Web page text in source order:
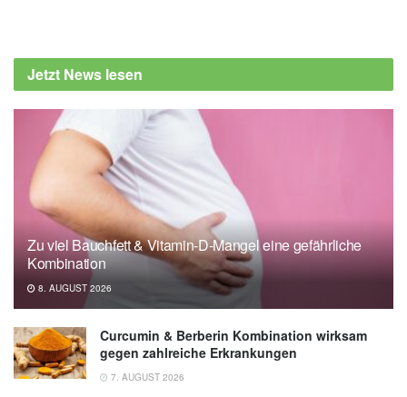
Ernäh­rung, (Abruf: 23.02.2020),Techniker
Krankenkasse (TK)
Deutsche Herzstiftung: Herzgesunde
Mittelmeerküche: neues Kochbuch der
Herzstiftung, (Abruf: 23.02.2020),
Herzstiftung
Deutsche Herzstiftung: Länger leben durch
Rezepte aus der Mittelmeerküche: Traum
oder Realität?, (Abruf: 23.02.2020),Deutsche
Herzstiftung
Jetzt News lesen
Zu viel Bauchfett & Vitamin-D-Mangel eine gefährliche
Kombination
8. AUGUST 2026
Curcumin & Berberin Kombination wirksam
gegen zahlreiche Erkrankungen
7. AUGUST 2026